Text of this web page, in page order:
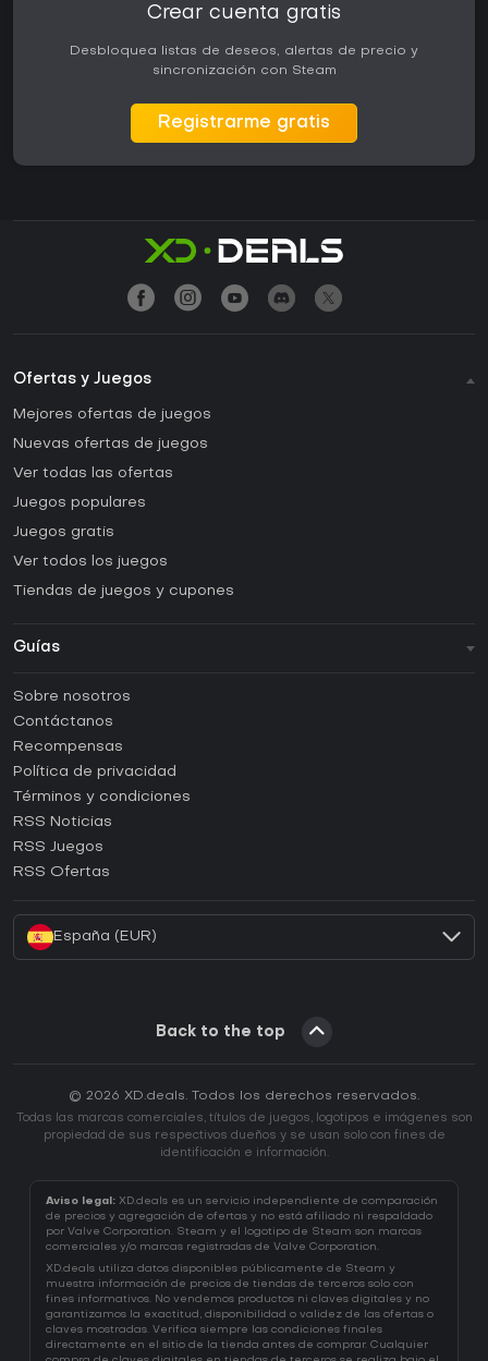
Crear cuenta gratis
Desbloquea listas de deseos, alertas de precio y
sincronización con Steam
Registrarme gratis
Ofertas y Juegos
Mejores ofertas de juegos
Nuevas ofertas de juegos
Ver todas las ofertas
Juegos populares
Juegos gratis
Ver todos los juegos
Tiendas de juegos y cupones
Guías
Guías y tutoriales
¿Cómo activar una CD Key de Steam?
¿Cómo activar una CD Key de Epic Games?
¿Cómo activar una CD Key de GOG?
¿Cómo activar una CD Key de Ubisoft Connect?
Sobre nosotros
Contáctanos
Recompensas
Política de privacidad
Términos y condiciones
RSS Noticias
RSS Juegos
RSS Ofertas
España (EUR)
Back to the top
© 2026 XD.deals. Todos los derechos reservados.
Todas las marcas comerciales, títulos de juegos, logotipos e imágenes son
propiedad de sus respectivos dueños y se usan solo con fines de
identificación e información.
Aviso legal: XD.deals es un servicio independiente de comparación
de precios y agregación de ofertas y no está afiliado ni respaldado
por Valve Corporation. Steam y el logotipo de Steam son marcas
comerciales y/o marcas registradas de Valve Corporation.
XD.deals utiliza datos disponibles públicamente de Steam y
muestra información de precios de tiendas de terceros solo con
fines informativos. No vendemos productos ni claves digitales y no
garantizamos la exactitud, disponibilidad o validez de las ofertas o
claves mostradas. Verifica siempre las condiciones finales
directamente en el sitio de la tienda antes de comprar. Cualquier